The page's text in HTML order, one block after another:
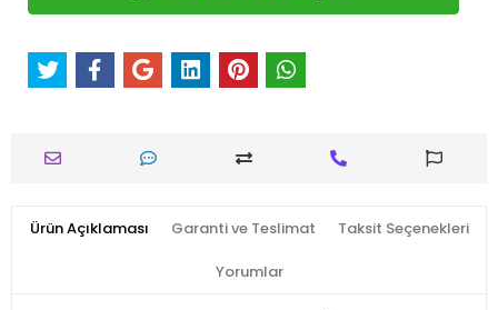
Ürün Açıklaması Garanti ve Teslimat Taksit Seçenekleri
Yorumlar